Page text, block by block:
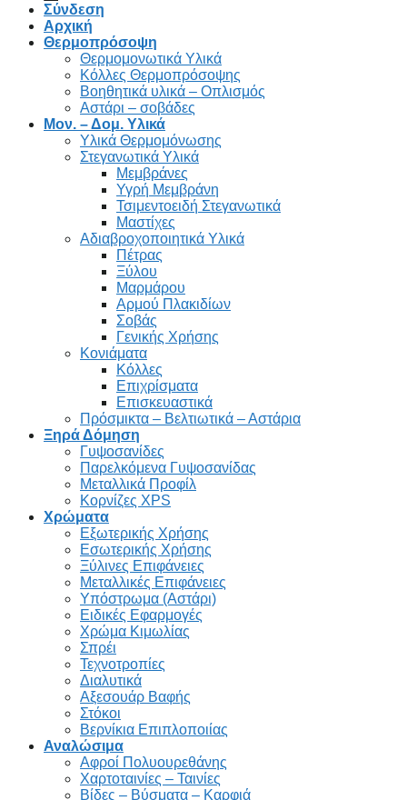
Σύνδεση
Αρχική
Θερμοπρόσοψη
Θερμομονωτικά Υλικά
Κόλλες Θερμοπρόσοψης
Βοηθητικά υλικά – Οπλισμός
Αστάρι – σοβάδες
Μον. – Δομ. Υλικά
Υλικά Θερμομόνωσης
Στεγανωτικά Υλικά
Μεμβράνες
Υγρή Μεμβράνη
Τσιμεντοειδή Στεγανωτικά
Μαστίχες
Αδιαβροχοποιητικά Υλικά
Πέτρας
Ξύλου
Μαρμάρου
Αρμού Πλακιδίων
Σοβάς
Γενικής Χρήσης
Κονιάματα
Κόλλες
Επιχρίσματα
Επισκευαστικά
Πρόσμικτα – Βελτιωτικά – Αστάρια
Ξηρά Δόμηση
Γυψοσανίδες
Παρελκόμενα Γυψοσανίδας
Μεταλλικά Προφίλ
Κορνίζες XPS
Χρώματα
Εξωτερικής Χρήσης
Εσωτερικής Χρήσης
Ξύλινες Επιφάνειες
Μεταλλικές Επιφάνειες
Υπόστρωμα (Αστάρι)
Ειδικές Εφαρμογές
Χρώμα Κιμωλίας
Σπρέι
Τεχνοτροπίες
Διαλυτικά
Αξεσουάρ Βαφής
Στόκοι
Βερνίκια Επιπλοποιίας
Αναλώσιμα
Αφροί Πολυουρεθάνης
Χαρτοταινίες – Ταινίες
Βίδες – Βύσματα – Καρφιά